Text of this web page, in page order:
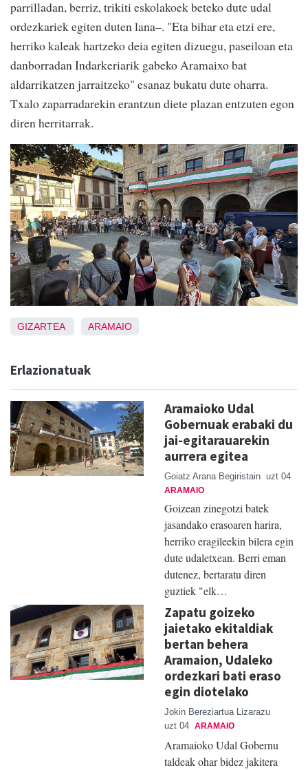
parrilladan, berriz, trikiti eskolakoek beteko dute udal
ordezkariek egiten duten lana–. "Eta bihar eta etzi ere,
herriko kaleak hartzeko deia egiten dizuegu, paseiloan eta
danborradan Indarkeriarik gabeko Aramaixo bat
aldarrikatzen jarraitzeko" esanaz bukatu dute oharra.
Txalo zaparradarekin erantzun diete plazan entzuten egon
diren herritarrak.
GIZARTEA ARAMAIO
Erlazionatuak
Aramaioko Udal
Gobernuak erabaki du
jai-egitarauarekin
aurrera egitea
Goiatz Arana Begiristain uzt 04
ARAMAIO
Goizean zinegotzi batek
jasandako erasoaren harira,
herriko eragileekin bilera egin
dute udaletxean. Berri eman
dutenez, bertaratu diren
guztiek "elk…
Zapatu goizeko
jaietako ekitaldiak
bertan behera
Aramaion, Udaleko
ordezkari bati eraso
egin diotelako
Jokin Bereziartua Lizarazu
uzt 04 ARAMAIO
Aramaioko Udal Gobernu
taldeak ohar bidez jakitera